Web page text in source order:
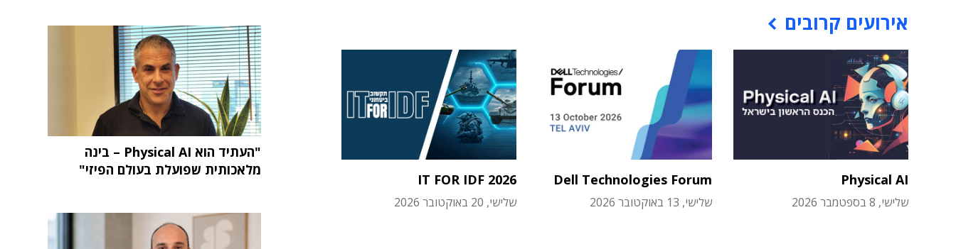
אירועים קרובים
Physical AI
שלישי, 8 בספטמבר 2026
Dell Technologies Forum
שלישי, 13 באוקטובר 2026
IT FOR IDF 2026
שלישי, 20 באוקטובר 2026
"העתיד הוא Physical AI – בינה
מלאכותית שפועלת בעולם הפיזי"